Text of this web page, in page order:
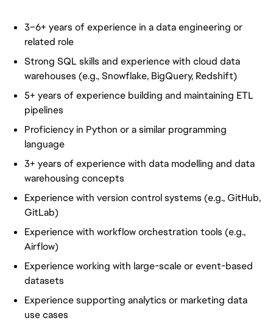
3–6+ years of experience in a data engineering or
related role
Strong SQL skills and experience with cloud data
warehouses (e.g., Snowflake, BigQuery, Redshift)
5+ years of experience building and maintaining ETL
pipelines
Proficiency in Python or a similar programming
language
3+ years of experience with data modelling and data
warehousing concepts
Experience with version control systems (e.g., GitHub,
GitLab)
Experience with workflow orchestration tools (e.g.,
Airflow)
Experience working with large-scale or event-based
datasets
Experience supporting analytics or marketing data
use cases